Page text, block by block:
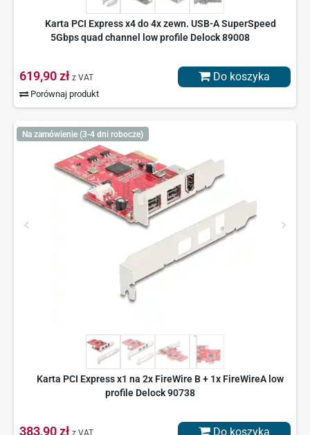
Karta PCI Express x4 do 4x zewn. USB-A SuperSpeed
5Gbps quad channel low profile Delock 89008
619,90 zł z VAT
Porównaj produkt
Do koszyka
Na zamówienie (3-4 dni robocze)
Karta PCI Express x1 na 2x FireWire B + 1x FireWireA low
profile Delock 90738
383,90 zł Do koszyka